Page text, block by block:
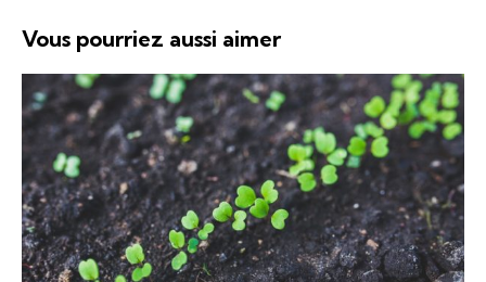
Vous pourriez aussi aimer